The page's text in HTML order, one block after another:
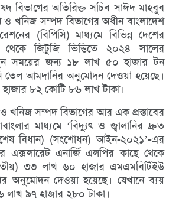
বিভাগের অতিরিক্ত সচিব সাঈদ মাহবুব
ও খনিজ সম্পদ বিভাগের অধীন বাংলাদেশ
(বিপিসি) মাধ্যমে বিভিন্ন দেশের
থেকে জিটুজি ভিত্তিতে ২০২৪ সালের
সময়ের জন্য ১৮ লাখ ৫০ হাজার টন
তেল আমদানির অনুমোদন দেওয়া হয়েছে।
৮২ কোটি ৮৬ লাখ টাকা।
ও খনিজ সম্পদ বিভাগের আর এক প্রস্তাবের
মাধ্যমে ‘বিদ্যুৎ ও জ্বালানির দ্রুত
বিধান) (সংশোধন) আইন-২০২১’-এর
এনার্জি এলপির কাছে থেকে
৩৩ লাখ ৬০ হাজার এমএমবিটিইউ
অনুমোদন দেওয়া হয়েছে। যেখানে ব্যয়
৯৭ হাজার ২৮০ টাকা।